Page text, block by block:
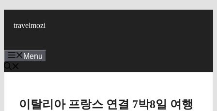
content
travelmozi
Menu
이탈리아 프랑스 연결 7박8일 여행